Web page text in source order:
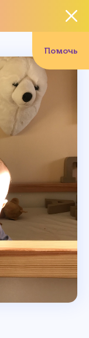
Помочь